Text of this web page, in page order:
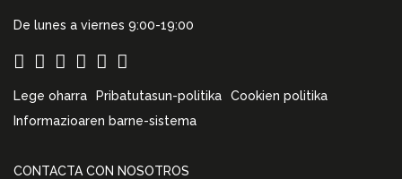
De lunes a viernes 9:00-19:00
Lege oharra Pribatutasun-politika
Cookien politika
Informazioaren barne-sistema
CONTACTA CON NOSOTROS